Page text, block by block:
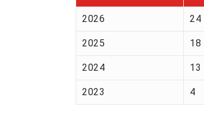
2026 24
2025 18
2024 13
2023 4